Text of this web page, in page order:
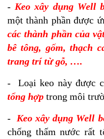
- Keo xây dụng Well
một thành phần được
các thành phần của
bê tông, gốm, thạch
trang trí từ gỗ, ….
- Loại keo này được
tổng hợp trong môi
- Keo xây dụng Well
chống thấm nước rất